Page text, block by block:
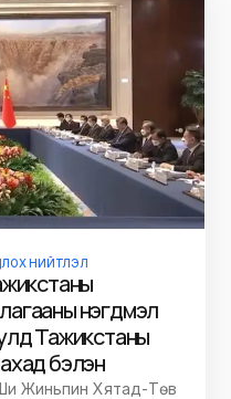
НИЙТЛЭЛ
нэгдмэл
Тажикстаны
бэлэн
Жиньпин Хятад-Төв